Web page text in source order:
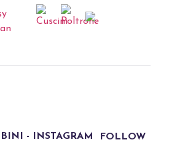
FOLLOW